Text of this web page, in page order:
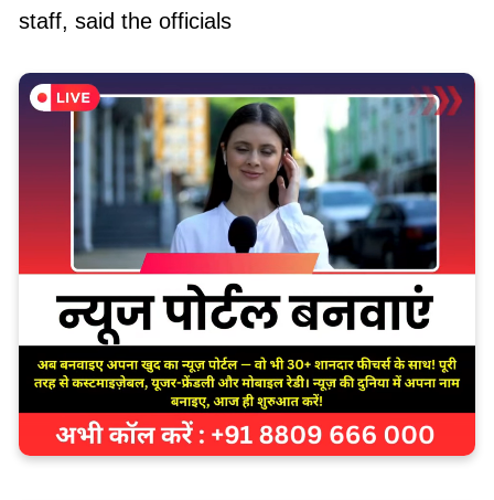
staff, said the officials